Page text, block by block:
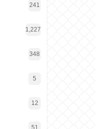
241
1,227
348
5
12
51